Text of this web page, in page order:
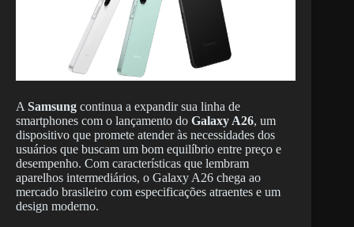
A Samsung continua a expandir sua linha de
smartphones com o lançamento do Galaxy A26, um
dispositivo que promete atender às necessidades dos
usuários que buscam um bom equilíbrio entre preço e
desempenho. Com características que lembram
aparelhos intermediários, o Galaxy A26 chega ao
mercado brasileiro com especificações atraentes e um
design moderno.